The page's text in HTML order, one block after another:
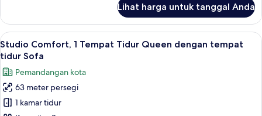
Rokok
Apartemen
Comfort,
2
kamar
Bebas
Asap
Rokok
Lihat harga untuk tanggal Anda
Lihat
semua
foto
untuk
Studio
Comfort,
Studio Comfort, 1 Tempat Tidur
12
Studio Comfort, 1 Tempat Tidur Queen dengan tempat
tidur Sofa
Pemandangan kota
63 meter persegi
1 kamar tidur